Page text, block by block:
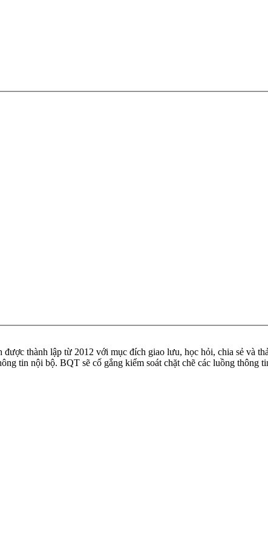
thành lập từ 2012 với mục đích giao lưu, học hỏi, chia sẻ và
tin nội bộ. BQT sẽ cố gắng kiểm soát chặt chẽ các luồng thông